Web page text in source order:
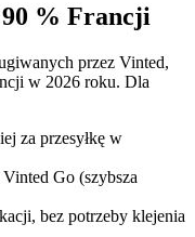
90 % Francji
przez Vinted,
w 2026 roku. Dla
za przesyłkę w
Go (szybsza
bez potrzeby klejenia